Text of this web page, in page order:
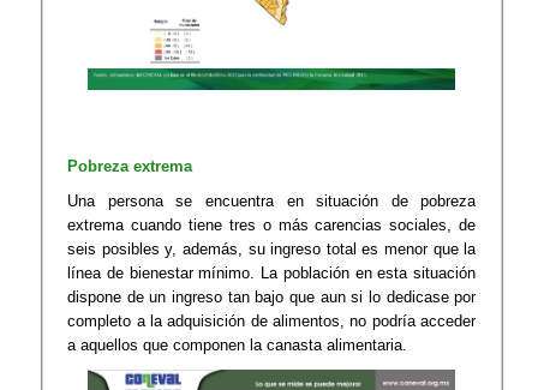
Pobreza extrema
Una persona se encuentra en situación de pobreza
extrema cuando tiene tres o más carencias sociales, de
seis posibles y, además, su ingreso total es menor que la
línea de bienestar mínimo. La población en esta situación
dispone de un ingreso tan bajo que aun si lo dedicase por
completo a la adquisición de alimentos, no podría acceder
a aquellos que componen la canasta alimentaria.​